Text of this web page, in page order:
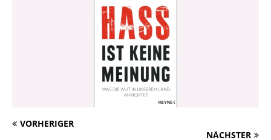
VORHERIGER
NÄCHSTER